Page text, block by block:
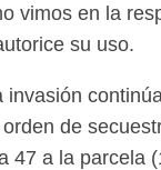
vimos en la
su uso.
invasión
de
47 a la parcela